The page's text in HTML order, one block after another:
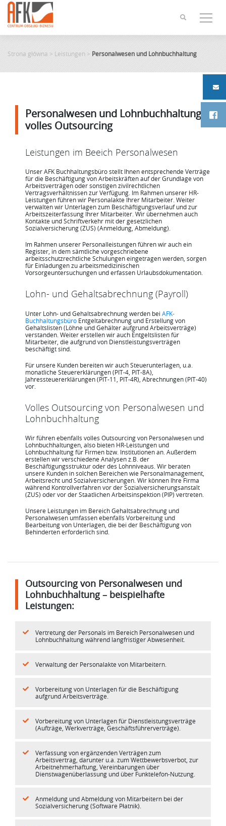
content
Strona główna > Leistungen > Personalwesen und Lohnbuchhaltung
Personalwesen und Lohnbuchhaltung –
volles Outsourcing
Leistungen im Beeich Personalwesen
Unser AFK Buchhaltungsbüro stellt Ihnen entsprechende Verträge
für die Beschäftigung von Arbeitskräften auf der Grundlage von
Arbeitsverträgen oder sonstigen zivilrechtlichen
Vertragsverhältnissen zur Verfügung. Im Rahmen unserer HR-
Leistungen führen wir Personalakte Ihrer Mitarbeiter. Weiter
verwalten wir Unterlagen zum Beschäftigungsverlauf und zur
Arbeitszeiterfassung Ihrer Mitarbeiter. Wir übernehmen auch
Kontakte und Schriftverkehr mit der gesetzlichen
Sozialversicherung (ZUS) (Anmeldung, Abmeldung).
Im Rahmen unserer Personalleistungen führen wir auch ein
Register, in dem sämtliche vorgeschriebene
arbeitsschutzrechtliche Schulungen eingetragen werden, sorgen
für Einladungen zu arbeitsmedizinischen
Vorsorgeuntersuchungen und erfassen Urlaubsdokumentation.
Lohn- und Gehaltsabrechnung (Payroll)
Unter Lohn- und Gehaltsabrechnung werden bei AFK-
Buchhaltungsbüro Entgeltabrechnung und Erstellung von
Gehaltslisten (Löhne und Gehälter aufgrund Arbeitsverträge)
verstanden. Weiter erstellen wir auch Entgeltslisten für
Mitarbeiter, die aufgrund von Dienstleistungsverträgen
beschäftigt sind.
Für unsere Kunden bereiten wir auch Steuerunterlagen, u.a.
monatliche Steuererklärungen (PIT-4, PIT-8A),
Jahressteuererklärungen (PIT-11, PIT-4R), Abrechnungen (PIT-40)
vor.
Volles Outsourcing von Personalwesen und
Lohnbuchhaltung
Wir führen ebenfalls volles Outsourcing von Personalwesen und
Lohnbuchhaltungen, also bieten HR-Leistungen und
Lohnbuchhaltung für Firmen bzw. Institutionen an. Außerdem
erstellen wir verschiedene Analysen z.B. der
Beschäftigungsstruktur oder des Lohnniveaus. Wir beraten
unsere Kunden in solchen Bereichen wie Personalmanagement,
Arbeitsrecht und Sozialversicherungen. Wir können Ihre Firma
während Kontrollverfahren vor der Sozialversicherungsanstalt
(ZUS) oder vor der Staatlichen Arbeitsinspektion (PIP) vertreten.
Unsere Leistungen im Bereich Gehaltsabrechnung und
Personalwesen umfassen ebenfalls Vorbereitung und
Bearbeitung von Unterlagen, die bei der Beschäftigung von
Behinderten erforderlich sind.
Outsourcing von Personalwesen und
Lohnbuchhaltung – beispielhafte
Leistungen:
Vertretung der Personals im Bereich Personalwesen und
Lohnbuchhaltung während langfristiger Abwesenheit.
Verwaltung der Personalakte von Mitarbeitern.
Vorbereitung von Unterlagen für die Beschäftigung
aufgrund Arbeitsverträge.
Vorbereitung von Unterlagen für Dienstleistungsverträge
(Aufträge, Werkverträge, Geschäftsführerverträge).
Verfassung von ergänzenden Verträgen zum
Arbeitsvertrag, darunter u.a. zum Wettbewerbsverbot, zur
Arbeitnehmerhaftung, Vereinbarungen über
Dienstwagenüberlassung und über Funktelefon-Nutzung.
Anmeldung und Abmeldung von Mitarbeitern bei der
Sozialversicherung (Software Płatnik).